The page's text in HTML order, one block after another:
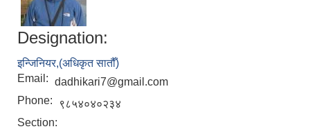
Designation:
इन्जिनियर,(अधिकृत सातौँ)
Email: dadhikari7@gmail.com
Phone:
९८५४०४०२३४
Section: